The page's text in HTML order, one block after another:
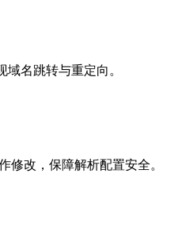
名跳转与重定向。
修改，保障解析配置安全。